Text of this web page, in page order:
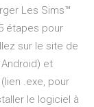
Les Sims™
étapes pour
sur le site de
et
.exe, pour
le logiciel à